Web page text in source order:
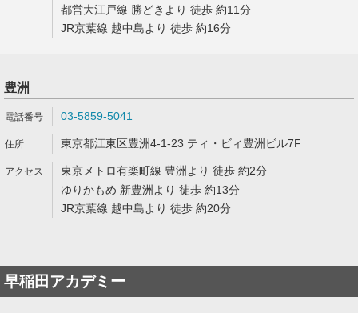
都営大江戸線 勝どきより 徒歩 約11分
JR京葉線 越中島より 徒歩 約16分
豊洲
03-5859-5041
東京都江東区豊洲4-1-23 ティ・ビィ豊洲ビル7F
東京メトロ有楽町線 豊洲より 徒歩 約2分
ゆりかもめ 新豊洲より 徒歩 約13分
JR京葉線 越中島より 徒歩 約20分
早稲田アカデミー